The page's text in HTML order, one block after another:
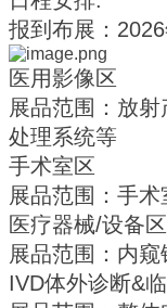
报到布展：